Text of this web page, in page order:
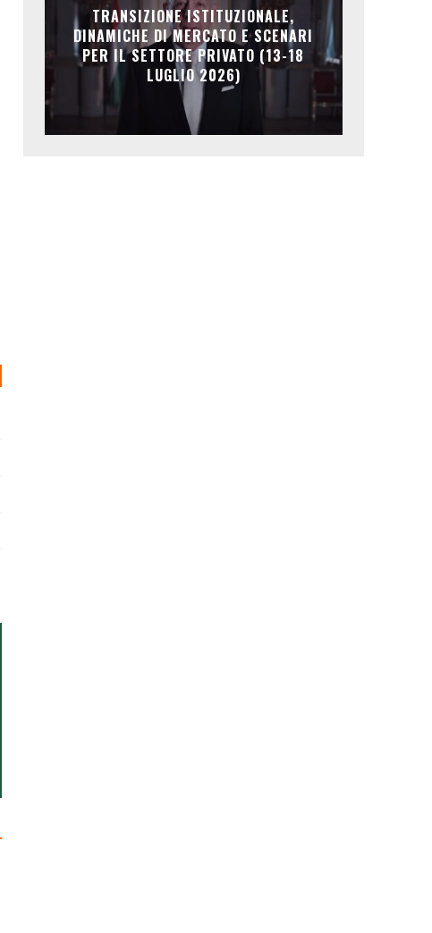
TRANSIZIONE ISTITUZIONALE,
DINAMICHE DI MERCATO E SCENARI
PER IL SETTORE PRIVATO (13-18
LUGLIO 2026)